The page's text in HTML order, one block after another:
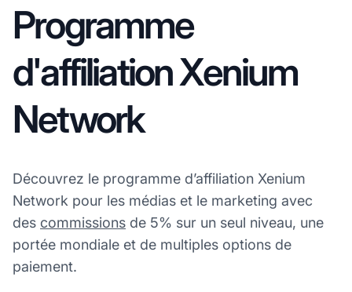
Programme
d'affiliation Xenium
Network
Découvrez le programme d’affiliation Xenium
Network pour les médias et le marketing avec
des commissions de 5% sur un seul niveau, une
portée mondiale et de multiples options de
paiement.